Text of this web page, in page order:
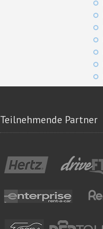
Teilnehmende Partner